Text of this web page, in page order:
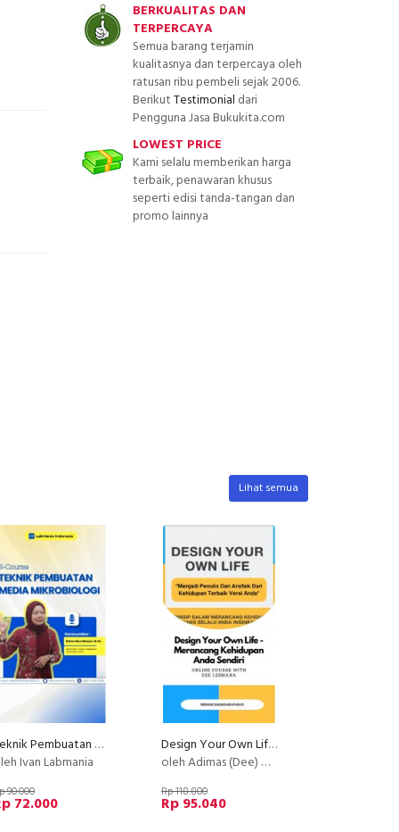
BERKUALITAS DAN
TERPERCAYA
Semua barang terjamin
kualitasnya dan terpercaya oleh
ratusan ribu pembeli sejak 2006.
BerikutTestimonial dari
Pengguna Jasa Bukukita.com
LOWEST PRICE
Kami selalu memberikan harga
terbaik, penawaran khusus
seperti edisi tanda-tangan dan
promo lainnya
Lihat semua
Teknik Pembuatan Media Mikrobiologi
Ivan Labmania
90.000
72.000
Design Your Own Life - Merancang Kehidupan Anda Sendiri
oleh Adimas (Dee) Wirajayanagara (Lesmana)
Rp 118.800
Rp 95.040